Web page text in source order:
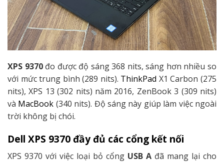
XPS 9370đo được độ sáng 368 nits, sáng hơn nhiều so
với mức trung bình (289 nits). ThinkPad X1 Carbon (275
nits), XPS 13 (302 nits) năm 2016, ZenBook 3 (309 nits)
và MacBook (340 nits). Độ sáng này giúp làm việc ngoài
trời không bị chói.
Dell XPS 9370 đầy đủ các cổng kết nối
XPS 9370 với việc loại bỏ cổng USB A đã mang lại cho